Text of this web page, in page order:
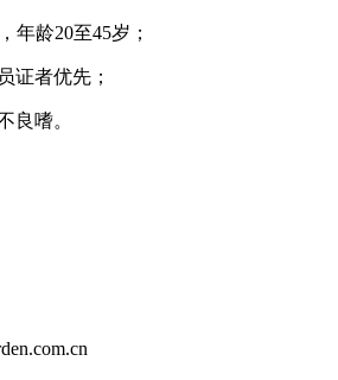
年龄20至45岁；
证者优先；
良嗜。